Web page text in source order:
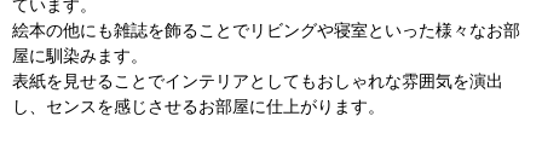
ています。
絵本の他にも雑誌を飾ることでリビングや寝室といった様々なお部
屋に馴染みます。
表紙を見せることでインテリアとしてもおしゃれな雰囲気を演出
し、センスを感じさせるお部屋に仕上がります。